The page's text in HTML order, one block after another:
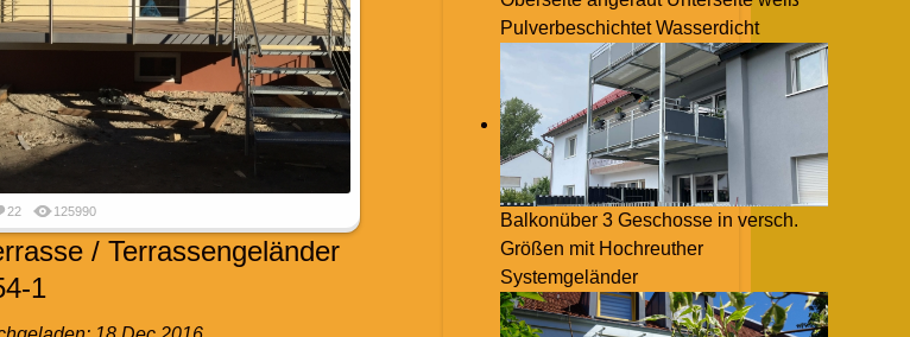
22 125990
/ Terrassengeländer
1
Pulverbeschichtet Wasserdicht
Balkonüber 3 Geschosse in versch.
Größen mit Hochreuther
Systemgeländer